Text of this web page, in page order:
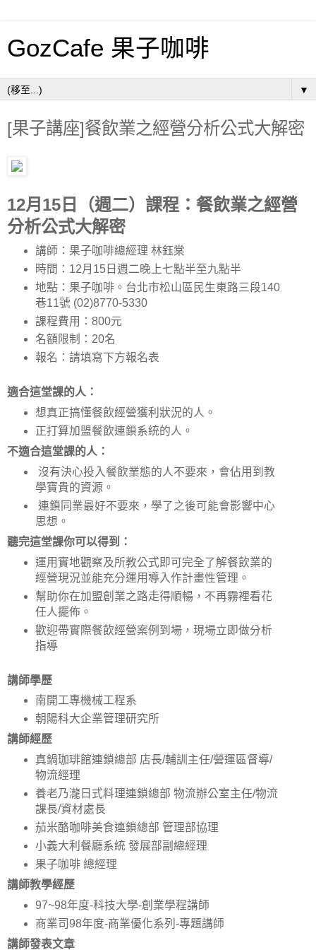
GozCafe 果子咖啡
▼
[果子講座]餐飲業之經營分析公式大解密
12月15日（週二）課程：餐飲業之經營
分析公式大解密
講師：果子咖啡總經理 林鈺棠
時間：12月15日週二晚上七點半至九點半
地點：果子咖啡。台北市松山區民生東路三段140
巷11號 (02)8770-5330
課程費用：800元
名額限制：20名
報名：請填寫下方報名表
適合這堂課的人：
想真正搞懂餐飲經營獲利狀況的人。
正打算加盟餐飲連鎖系統的人。
不適合這堂課的人：
沒有決心投入餐飲業態的人不要來，會佔用到教
學寶貴的資源。
連鎖同業最好不要來，學了之後可能會影響中心
思想。
聽完這堂課你可以得到：
運用實地觀察及所教公式即可完全了解餐飲業的
經營現況並能充分運用導入作計畫性管理。
幫助你在加盟創業之路走得順暢，不再霧裡看花
任人擺佈。
歡迎帶實際餐飲經營案例到場，現場立即做分析
指導
講師學歷
南開工專機械工程系
朝陽科大企業管理研究所
講師經歷
真鍋珈琲館連鎖總部 店長/輔訓主任/營運區督導/
物流經理
養老乃瀧日式料理連鎖總部 物流辦公室主任/物流
課長/資材處長
茄米酪咖啡美食連鎖總部 管理部協理
小義大利餐廳系統 發展部副總經理
果子咖啡 總經理
講師教學經歷
97~98年度-科技大學-創業學程講師
商業司98年度-商業優化系列-專題講師
講師發表文章